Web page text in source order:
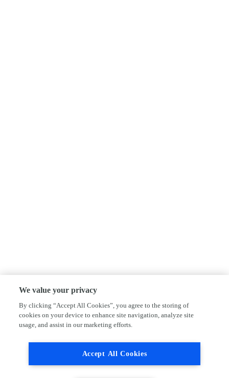
We value your privacy
By clicking “Accept All Cookies”, you agree to the storing of
cookies on your device to enhance site navigation, analyze site
usage, and assist in our marketing efforts.
Accept All Cookies